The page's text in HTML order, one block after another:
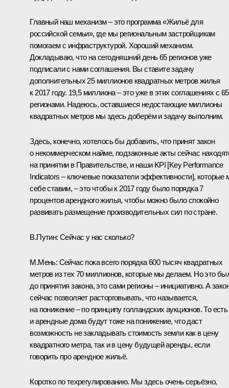
Главный наш механизм – это программа «Жильё для
российской семьи», где мы региональным застройщикам
помогаем с инфраструктурой. Хороший механизм.
Докладываю, что на сегодняшний день 65 регионов уже
подписали с нами соглашения. Вы ставите задачу
дополнительных 25 миллионов квадратных метров жилья
к 2017 году. 19,5 миллиона – это уже в этих соглашениях с 65
регионами. Надеюсь, оставшиеся недостающие миллионы
квадратных метров мы здесь доберём и задачу выполним.
Здесь, конечно, хотелось бы добавить, что принят закон
о некоммерческом найме, подзаконные акты сейчас
на принятии в Правительстве, и наши KPI [Key Performance
Indicators – ключевые показатели эффективности], которые
себе ставим, – это чтобы к 2017 году было порядка 7
процентов арендного жилья, чтобы можно было спокойно
развивать размещение производительных сил по стране.
В.Путин: Сейчас у нас сколько?
М.Мень: Сейчас пока всего порядка 600 тысяч квадратных
метров из тех 70 миллионов, которые мы делаем. Но это
до принятия закона, это сами регионы – инициативно. А
сейчас позволяет расторговывать, что называется,
на понижение – по принципу голландских аукционов. То есть
и арендные дома будут тоже на понижение, что даст
возможность не закладывать стоимость земли как в цену
квадратного метра, так и в цену будущей аренды, если
говорить про арендное жильё.
Коротко по техрегулированию. Мы здесь очень серьёзно,